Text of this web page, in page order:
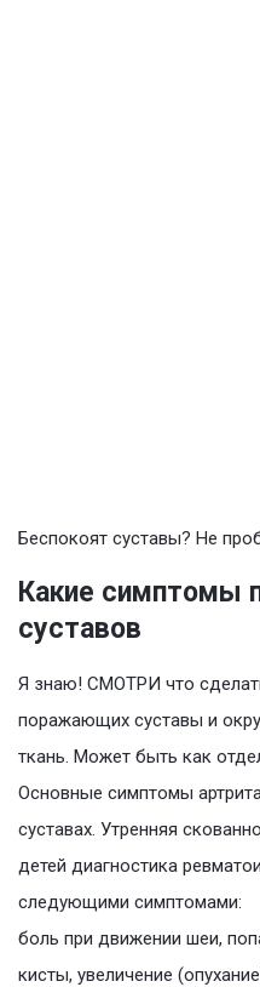
Беспокоят суставы? Не
Какие симптомы
суставов
Я знаю! СМОТРИ что
поражающих суставы и
ткань. Может быть как
Основные симптомы
суставах. Утренняя
детей диагностика
следующими симптомами:
боль при движении шеи,
кисты, увеличение